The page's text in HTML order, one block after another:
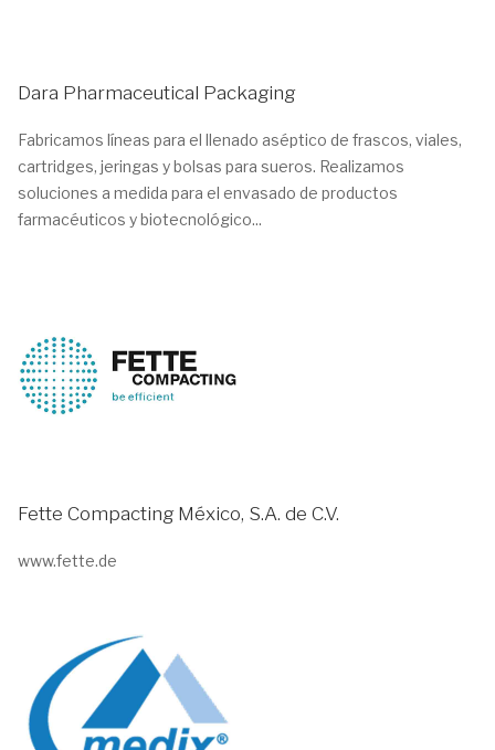
Dara Pharmaceutical Packaging
Fabricamos líneas para el llenado aséptico de frascos, viales,
cartridges, jeringas y bolsas para sueros. Realizamos
soluciones a medida para el envasado de productos
farmacéuticos y biotecnológico...
Fette Compacting México, S.A. de C.V.
www.fette.de